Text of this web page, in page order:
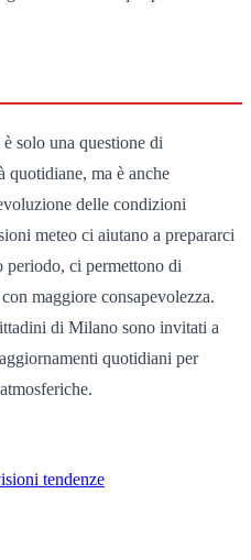
solo una questione di
ma è anche
delle condizioni
meteo ci aiutano a prepararci
periodo, ci permettono di
maggiore consapevolezza.
di Milano sono invitati a
quotidiani per
tendenze